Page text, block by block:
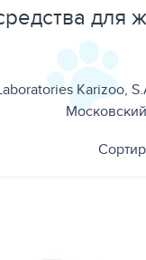
для
Karizoo,